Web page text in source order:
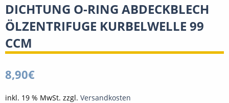
DICHTUNG O-RING ABDECKBLECH
ÖLZENTRIFUGE KURBELWELLE 99
CCM
8,90€
inkl. 19 % MwSt. zzgl. Versandkosten